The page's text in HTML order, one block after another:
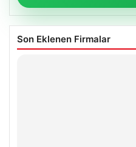
Son Eklenen Firmalar